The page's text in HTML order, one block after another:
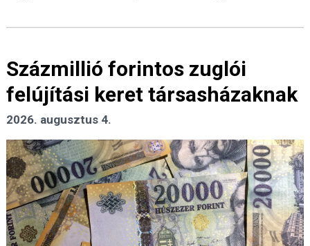
Százmillió forintos zuglói
felújítási keret társasházaknak
2026. augusztus 4.